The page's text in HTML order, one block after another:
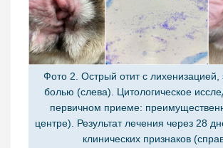
Фото 2. Острый отит с лихенизацией,
болью (слева). Цитологическое
первичном приеме:
центре). Результат лечения через 28
клинических признаков